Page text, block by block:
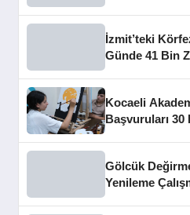
İzmit’teki
Günde 41 Bin
Kocaeli
Başvuruları 30
Gölcük
Yenileme